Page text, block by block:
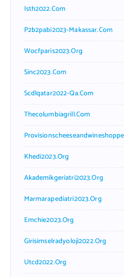
Isth2022.com
P2b2pabi2023-Makassar.com
Wocfparis2023.org
Sinc2023.com
Scdlqatar2022-Qa.com
Thecolumbiagrill.com
Khedi2023.org
Akademikgeriatri2023.org
Marmarapediatri2023.org
Emchie2023.org
Girisimselradyoloji2022.org
Utcd2022.org